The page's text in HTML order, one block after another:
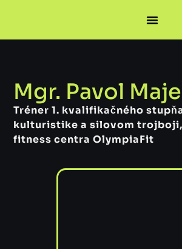
Mgr. Pavol
Tréner 1. kvalifikačného
kulturistike a silovom
fitness centra OlympiaFit